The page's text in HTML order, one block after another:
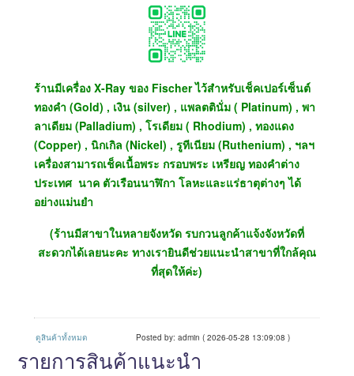
ร้านมีเครื่อง X-Ray ของ Fischer ไว้สำหรับเช็คเปอร์เซ็นต์
ทองคำ (Gold) , เงิน (silver) , แพลตตินั่ม ( Platinum) , พา
ลาเดียม (Palladium) , โรเดียม ( Rhodium) , ทองแดง
(Copper) , นิกเกิล (Nickel) , รูทีเนียม (Ruthenium) , ฯลฯ
เครื่องสามารถเช็คเนื้อพระ กรอบพระ เหรียญ ทองคำต่าง
ประเทศ นาค ตัวเรือนนาฬิกา โลหะและแร่ธาตุต่างๆ ได้
อย่างแม่นยำ
(ร้านมีสาขาในหลายจังหวัด รบกวนลูกค้าแจ้งจังหวัดที่
สะดวกได้เลยนะคะ ทางเรายินดีช่วยแนะนำสาขาที่ใกล้คุณ
ที่สุดให้ค่ะ)
ดูสินค้าทั้งหมด Posted by: admin ( 2026-05-28 13:09:08 )
รายการสินค้าแนะนำ